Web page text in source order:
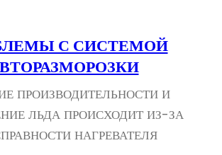
С СИСТЕМОЙ
ПРОИЗВОДИТЕЛЬНОСТИ И
ЛЬДА ПРОИСХОДИТ ИЗ-ЗА
НАГРЕВАТЕЛЯ